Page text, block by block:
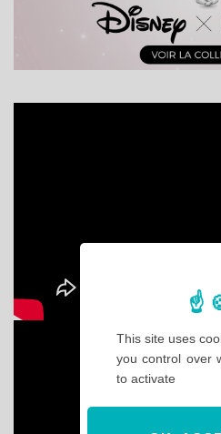
This site uses
you control over
to activate